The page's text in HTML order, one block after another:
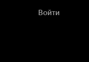
Войти